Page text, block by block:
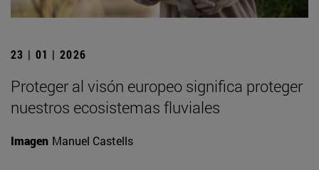
23 | 01 | 2026
Proteger al visón europeo significa proteger
nuestros ecosistemas fluviales
Imagen Manuel Castells